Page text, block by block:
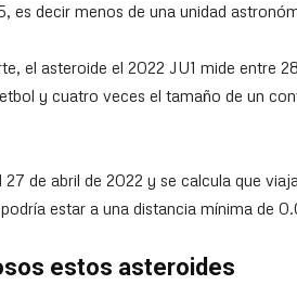
es decir menos de una unidad
el asteroide el 2022 JU1 mide entre
y cuatro veces el tamaño de un
de abril de 2022 y se calcula que
estar a una distancia mínima de
estos asteroides